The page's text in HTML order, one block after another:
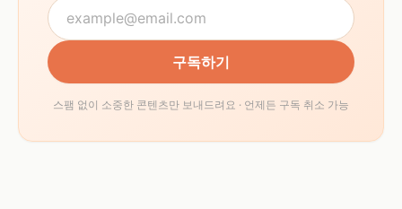
구독하기
스팸 없이 소중한 콘텐츠만 보내드려요 · 언제든 구독 취소 가능